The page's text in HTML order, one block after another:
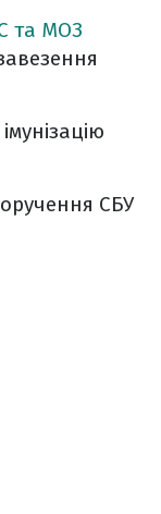
та МОЗ
СБУ